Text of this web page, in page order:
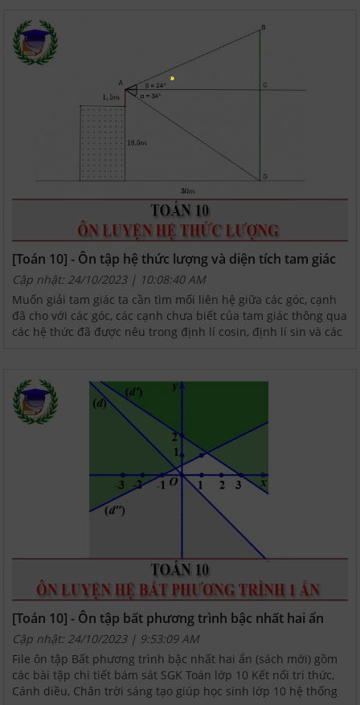
[Toán 10] - Ôn tập hệ thức lượng và diện tích tam giác
Cập nhật: 24/10/2023 | 10:08:40 AM
Muốn giải tam giác ta cần tìm mối liên hệ giữa các góc, cạnh
đã cho với các góc, các cạnh chưa biết của tam giác thông qua
các hệ thức đã được nêu trong định lí cosin, định lí sin và các
[Toán 10] - Ôn tập bất phương trình bậc nhất hai ẩn
Cập nhật: 24/10/2023 | 9:53:09 AM
File ôn tập Bất phương trình bậc nhất hai ẩn (sách mới) gồm
các bài tập chi tiết bám sát SGK Toán lớp 10 Kết nối tri thức,
Cánh diều, Chân trời sáng tạo giúp học sinh lớp 10 hệ thống